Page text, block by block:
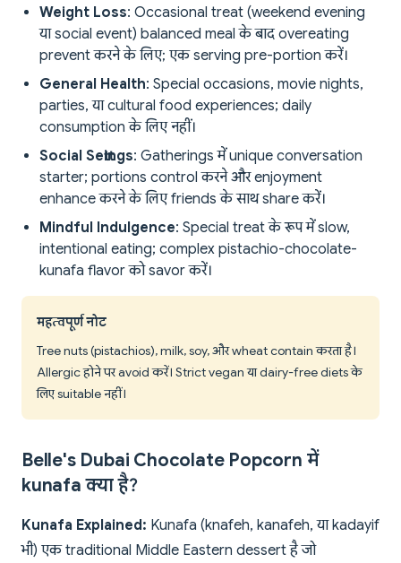
Weight Loss: Occasional treat (weekend evening
या social event) balanced meal के बाद overeating
prevent करने के लिए; एक serving pre-portion करें।
General Health: Special occasions, movie nights,
parties, या cultural food experiences; daily
consumption के लिए नहीं।
Social Settings: Gatherings में unique conversation
starter; portions control करने और enjoyment
enhance करने के लिए friends के साथ share करें।
Mindful Indulgence: Special treat के रूप में slow,
intentional eating; complex pistachio-chocolate-
kunafa flavor को savor करें।
महत्वपूर्ण नोट
Tree nuts (pistachios), milk, soy, और wheat contain करता है।
Allergic होने पर avoid करें। Strict vegan या dairy-free diets के
लिए suitable नहीं।
Belle's Dubai Chocolate Popcorn में
kunafa क्या है?
Kunafa Explained: Kunafa (knafeh, kanafeh, या kadayif
भी) एक traditional Middle Eastern dessert है जो